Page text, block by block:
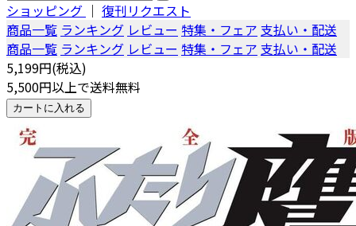
ショッピング ｜ 復刊リクエスト
商品一覧 ランキング レビュー 特集・フェア 支払い・配送
商品一覧 ランキング レビュー 特集・フェア 支払い・配送
5,199円(税込)
5,500円以上で送料無料
カートに入れる